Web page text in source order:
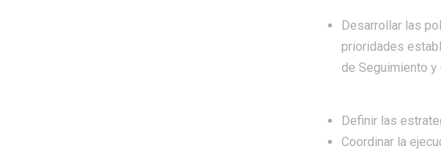
Desarrollar las
prioridades
de Seguimiento y
Definir las
Coordinar la